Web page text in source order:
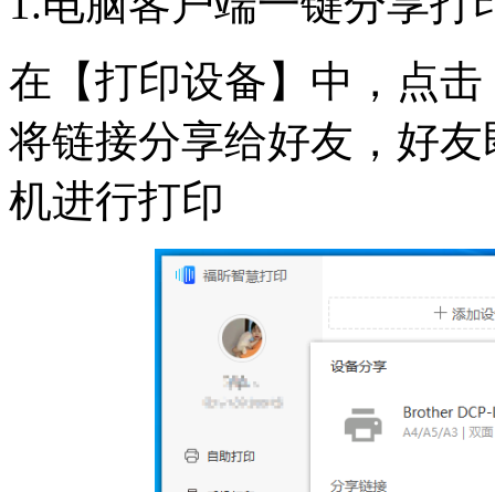
在【打印设备】中，点
将链接分享给好友，好
机进行打印